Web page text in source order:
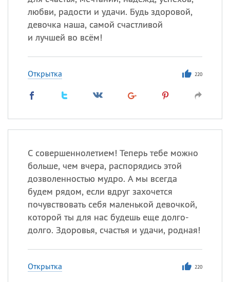
любви, радости и удачи. Будь здоровой,
девочка наша, самой счастливой
и лучшей во всём!
Открытка 220
С совершеннолетием! Теперь тебе можно
больше, чем вчера, распорядись этой
дозволенностью мудро. А мы всегда
будем рядом, если вдруг захочется
почувствовать себя маленькой девочкой,
которой ты для нас будешь еще долго-
долго. Здоровья, счастья и удачи, родная!
Открытка 220